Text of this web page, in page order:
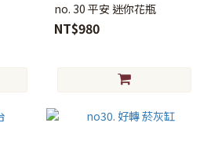
no. 30 平安 迷你花瓶
NT$980